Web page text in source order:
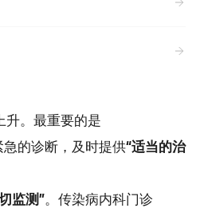
。最重要的是
的诊断，及时提供“适当的治
监测”。传染病内科门诊